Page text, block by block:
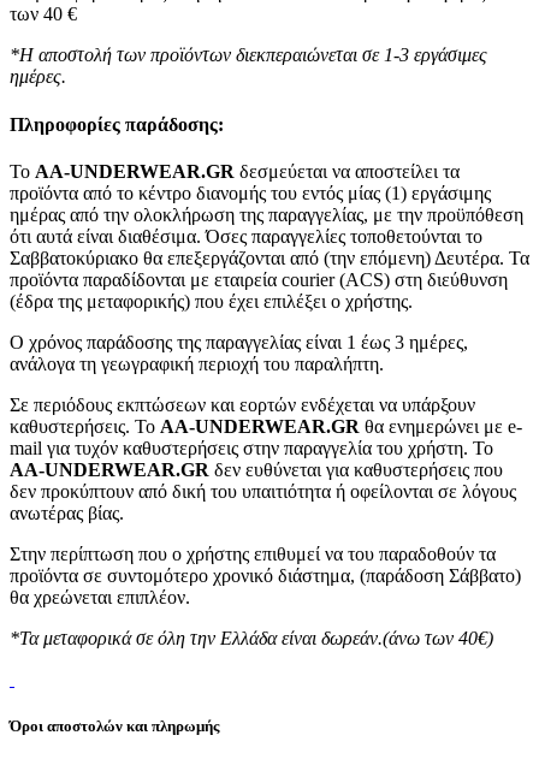
των 40 €
*Η αποστολή των προϊόντων διεκπεραιώνεται σε 1-3 εργάσιμες
ημέρες.
Πληροφορίες παράδοσης:
To AA-UNDERWEAR.GR δεσμεύεται να αποστείλει τα
προϊόντα από το κέντρο διανομής του εντός μίας (1) εργάσιμης
ημέρας από την ολοκλήρωση της παραγγελίας, με την προϋπόθεση
ότι αυτά είναι διαθέσιμα. Όσες παραγγελίες τοποθετούνται το
Σαββατοκύριακο θα επεξεργάζονται από (την επόμενη) Δευτέρα. Τα
προϊόντα παραδίδονται με εταιρεία courier (ACS) στη διεύθυνση
(έδρα της μεταφορικής) που έχει επιλέξει ο χρήστης.
Ο χρόνος παράδοσης της παραγγελίας είναι 1 έως 3 ημέρες,
ανάλογα τη γεωγραφική περιοχή του παραλήπτη.
Σε περιόδους εκπτώσεων και εορτών ενδέχεται να υπάρξουν
καθυστερήσεις. Το AA-UNDERWEAR.GR θα ενημερώνει με e-
mail για τυχόν καθυστερήσεις στην παραγγελία του χρήστη. Το
AA-UNDERWEAR.GR δεν ευθύνεται για καθυστερήσεις που
δεν προκύπτουν από δική του υπαιτιότητα ή οφείλονται σε λόγους
ανωτέρας βίας.
Στην περίπτωση που ο χρήστης επιθυμεί να του παραδοθούν τα
προϊόντα σε συντομότερο χρονικό διάστημα, (παράδοση Σάββατο)
θα χρεώνεται επιπλέον.
*Τα μεταφορικά σε όλη την Ελλάδα είναι δωρεάν.(άνω των 40€)
Όροι αποστολών και πληρωμής